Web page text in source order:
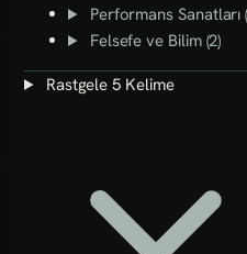
Performans Sanatları
Felsefe ve Bilim (2)
Rastgele 5 Kelime